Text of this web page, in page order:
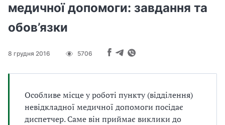
медичної допомоги: завдання та
обов’язки
8 грудня 2016 5706
Особливе місце у роботі пункту (відділення)
невідкладної медичної допомоги посідає
диспетчер. Саме він приймає виклики до
и
а